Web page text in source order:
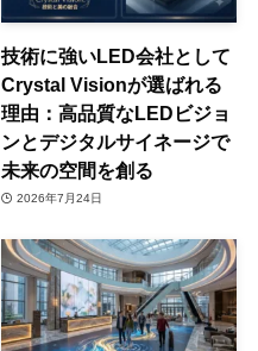
技術に強いLED会社として
Crystal Visionが選ばれる
理由：高品質なLEDビジョ
ンとデジタルサイネージで
未来の空間を創る
2026年7月24日